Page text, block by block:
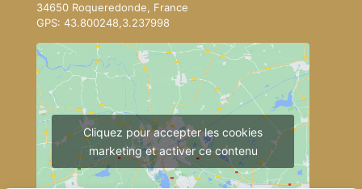
34650 Roqueredonde, France
GPS: 43.800248,3.237998
Cliquez pour accepter les cookies
marketing et activer ce contenu